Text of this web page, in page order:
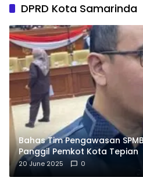
DPRD Kota Samarinda
Bahas Tim Pengawasan
Panggil Pemkot Kota Tepian
20 June 2025 0